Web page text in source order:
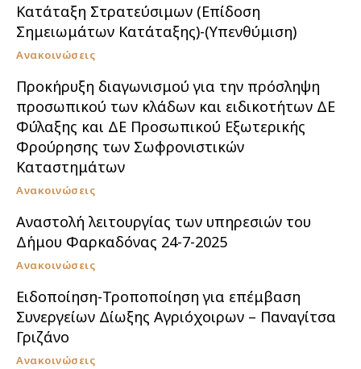
Κατάταξη Στρατεύσιμων (Επίδοση
Σημειωμάτων Κατάταξης)-(Υπενθύμιση)
Ανακοινώσεις
Προκήρυξη διαγωνισμού για την πρόσληψη
προσωπικού των κλάδων και ειδικοτήτων ΔΕ
Φύλαξης και ΔΕ Προσωπικού Εξωτερικής
Φρούρησης των Σωφρονιστικών
Καταστημάτων
Ανακοινώσεις
Αναστολή λειτουργίας των υπηρεσιών του
Δήμου Φαρκαδόνας 24-7-2025
Ανακοινώσεις
Ειδοποίηση-Τροποποίηση για επέμβαση
Συνεργείων Δίωξης Αγριόχοιρων – Παναγίτσα
Γριζάνο
Ανακοινώσεις